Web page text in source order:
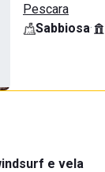
Pescara
Sabbiosa·
e vela